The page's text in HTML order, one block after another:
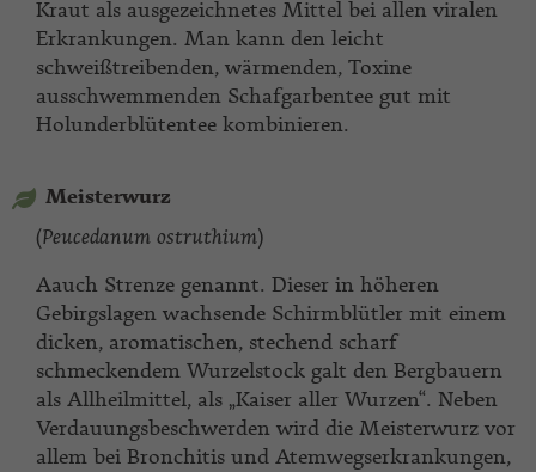
Kraut als ausgezeichnetes Mittel bei allen viralen
Erkrankungen. Man kann den leicht
schweißtreibenden, wärmenden, Toxine
ausschwemmenden Schafgarbentee gut mit
Holunderblütentee kombinieren.
Meisterwurz
(Peucedanum ostruthium)
Aauch Strenze genannt. Dieser in höheren
Gebirgslagen wachsende Schirmblütler mit einem
dicken, aromatischen, stechend scharf
schmeckendem Wurzelstock galt den Bergbauern
als Allheilmittel, als „Kaiser aller Wurzen“. Neben
Verdauungsbeschwerden wird die Meisterwurz vor
allem bei Bronchitis und Atemwegserkrankungen,